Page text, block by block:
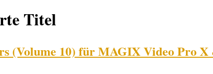
Titel
(Volume 10) für MAGIX Video Pro